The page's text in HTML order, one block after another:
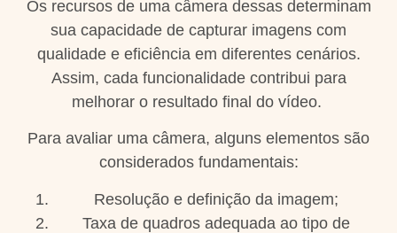
Os recursos de uma câmera dessas determinam
sua capacidade de capturar imagens com
qualidade e eficiência em diferentes cenários.
Assim, cada funcionalidade contribui para
melhorar o resultado final do vídeo.
Para avaliar uma câmera, alguns elementos são
considerados fundamentais:
Resolução e definição da imagem;
Taxa de quadros adequada ao tipo de